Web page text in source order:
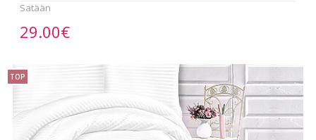
Satään
29.00€
TOP